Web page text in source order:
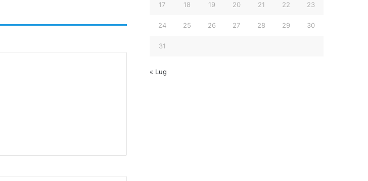
17 18 19 20 21 22 23
24 25 26 27 28 29 30
31
« Lug